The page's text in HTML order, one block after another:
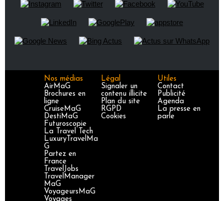
Nos médias
AirMaG
Brochures en
ligne
CruiseMaG
DestiMaG
Futuroscopie
La Travel Tech
LuxuryTravelMa
G
Partez en
France
TravelJobs
TravelManager
MaG
VoyageursMaG
Voyages
Légal
Signaler un
contenu illicite
Plan du site
RGPD
Cookies
Utiles
Contact
Publicité
Agenda
La presse en
parle